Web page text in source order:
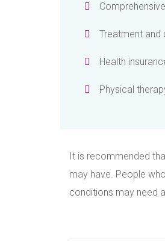
Comprehensive
Treatment and
Health
Physical
It is recommended
may have. People
conditions may need